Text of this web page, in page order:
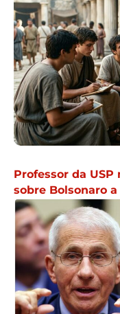
Professor da
sobre Bolsonaro a